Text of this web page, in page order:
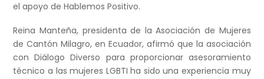
el apoyo de Hablemos Positivo.
Reina Manteña, presidenta de la Asociación de Mujeres
de Cantón Milagro, en Ecuador, afirmó que la asociación
con Diálogo Diverso para proporcionar asesoramiento
técnico a las mujeres LGBTI ha sido una experiencia muy